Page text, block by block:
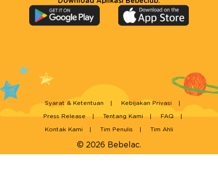
© 2026 Bebelac.
Syarat & Ketentuan Kebijakan Privasi
Press Release Tentang Kami FAQ
Kontak Kami Tim Penulis Tim Ahli